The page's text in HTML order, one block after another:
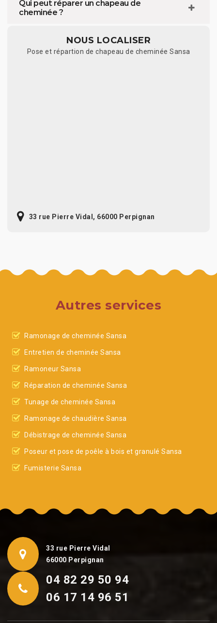
Qui peut réparer un chapeau de
cheminée ?
NOUS LOCALISER
Pose et répartion de chapeau de cheminée Sansa
33 rue Pierre Vidal, 66000 Perpignan
Autres services
Ramonage de cheminée Sansa
Entretien de cheminée Sansa
Ramoneur Sansa
Réparation de cheminée Sansa
Tunage de cheminée Sansa
Ramonage de chaudière Sansa
Débistrage de cheminée Sansa
Poseur et pose de poêle à bois et granulé Sansa
Fumisterie Sansa
33 rue Pierre Vidal
66000 Perpignan
04 82 29 50 94
06 17 14 96 51